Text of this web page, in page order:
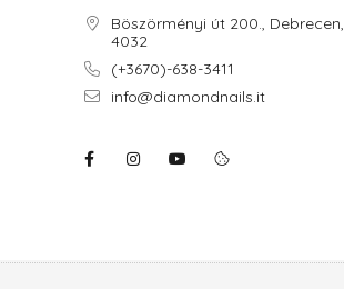
Böszörményi út 200., Debrecen,
4032
(+3670)-638-3411
info@diamondnails.it